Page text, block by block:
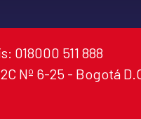
018000 511 888
Nº 6-25 - Bogotá